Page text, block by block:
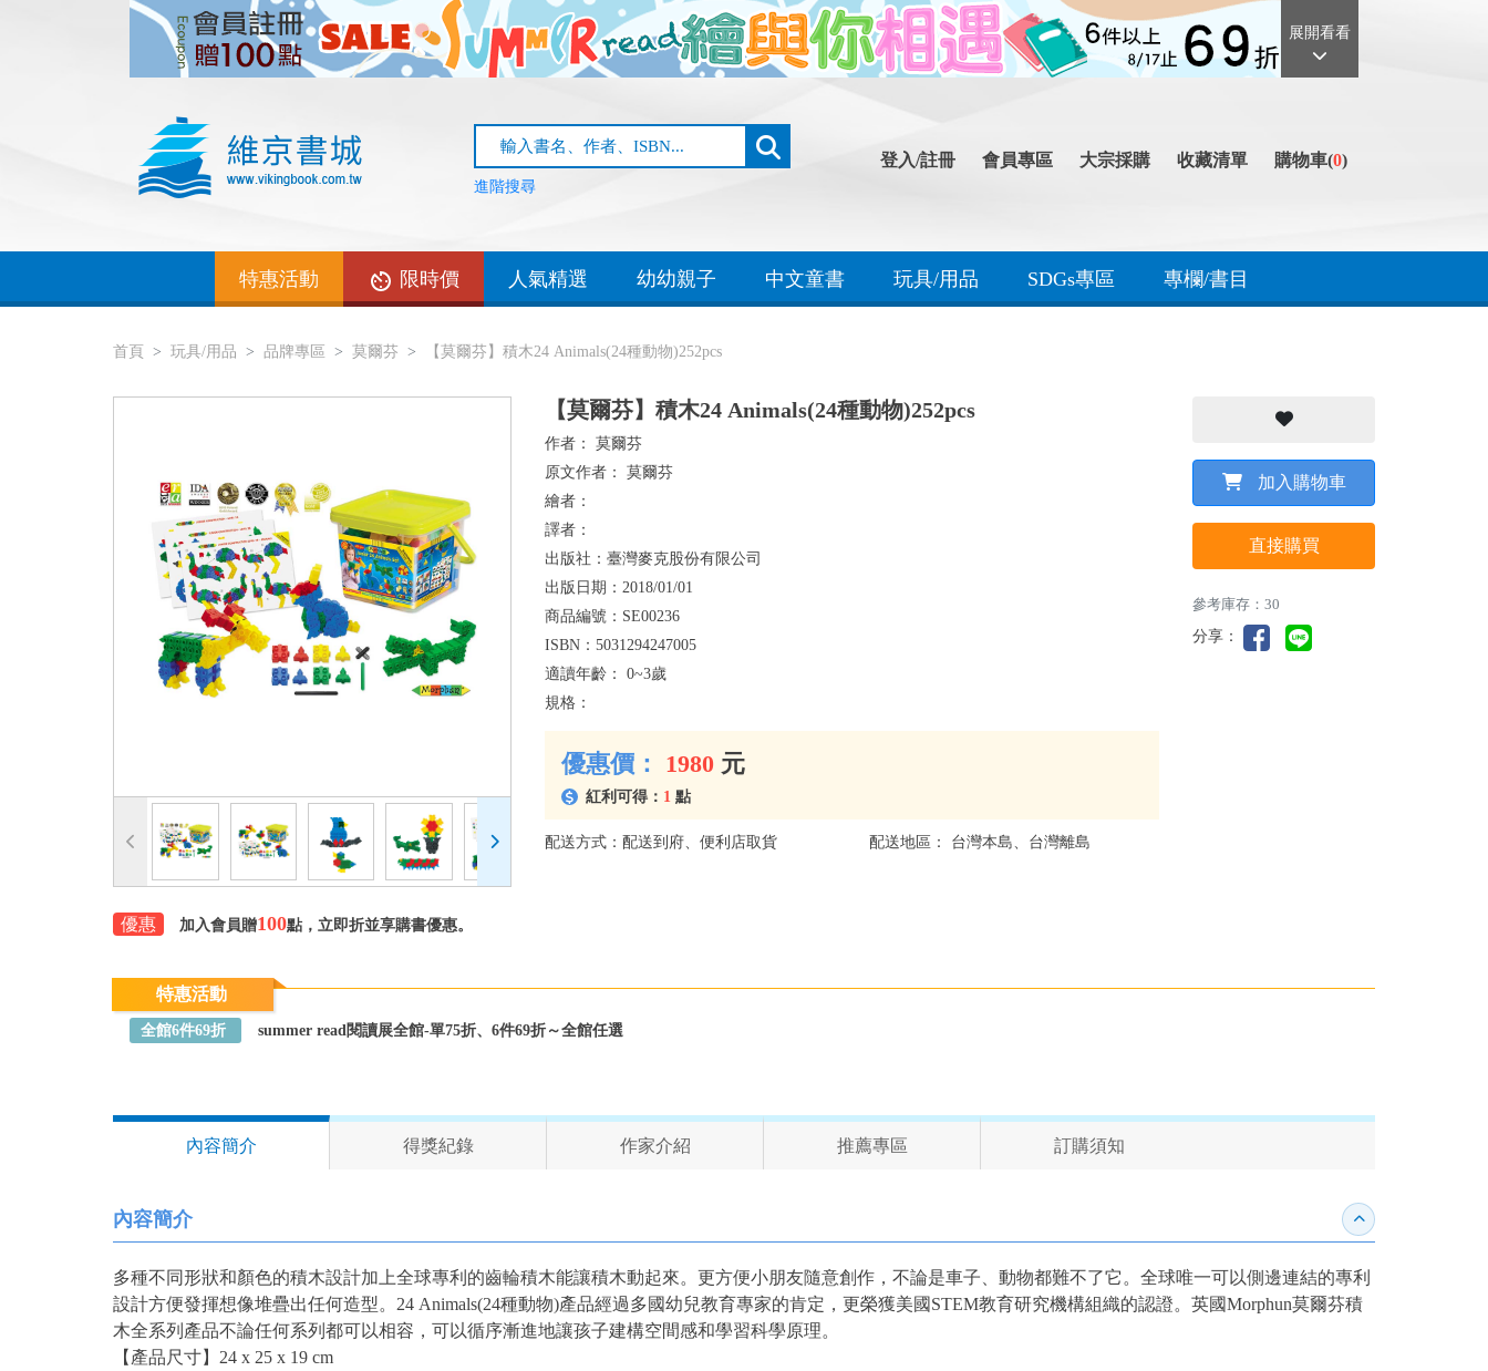
展開看看
進階搜尋
登入/註冊 會員專區 大宗採購 收藏清單 購物車(0)
特惠活動 限時價 人氣精選 幼幼親子 中文童書 玩具/用品 SDGs專區 專欄/書目
首頁 玩具/用品 品牌專區 莫爾芬 【莫爾芬】積木24 Animals(24種動物)252pcs
優惠 加入會員贈100點，立即折並享購書優惠。
【莫爾芬】積木24 Animals(24種動物)252pcs
作者： 莫爾芬
原文作者： 莫爾芬
繪者：
譯者：
出版社： 臺灣麥克股份有限公司
出版日期： 2018/01/01
商品編號： SE00236
ISBN： 5031294247005
適讀年齡： 0~3歲
規格：
優惠價： 1980 元
紅利可得： 1 點
配送方式：配送到府、便利店取貨 配送地區： 台灣本島、台灣離島
加入購物車
直接購買
參考庫存：30
分享：
特惠活動
全館6件69折 summer read閱讀展全館-單75折、6件69折～全館任選
內容簡介 得獎紀錄 作家介紹 推薦專區 訂購須知
內容簡介 收合內容簡介
多種不同形狀和顏色的積木設計加上全球專利的齒輪積木能讓積木動起來。更方便小朋友隨意創作，不論是車子、動物都難不了它。全球唯一可以側邊連結的專利
設計方便發揮想像堆疊出任何造型。24 Animals(24種動物)產品經過多國幼兒教育專家的肯定，更榮獲美國STEM教育研究機構組織的認證。英國Morphun莫爾芬積
木全系列產品不論任何系列都可以相容，可以循序漸進地讓孩子建構空間感和學習科學原理。
【產品尺寸】24 x 25 x 19 cm